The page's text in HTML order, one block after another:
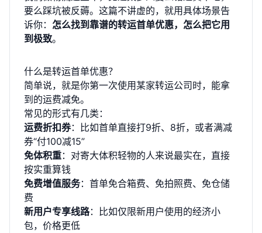
要么踩坑被反薅。这篇不讲虚的，就用具体场景告
诉你： 怎么找到靠谱的转运首单优惠，怎么把它用
到极致。
什么是转运首单优惠？
简单说，就是你第一次使用某家转运公司时，能拿
到的运费减免。
常见的形式有几类：
运费折扣券：比如首单直接打9折、8折，或者满减
券“付100减15”
免体积重：对寄大体积轻物的人来说最实在，直接
按实重算钱
免费增值服务：首单免合箱费、免拍照费、免仓储
费
新用户专享线路：比如仅限新用户使用的经济小
包，价格更低